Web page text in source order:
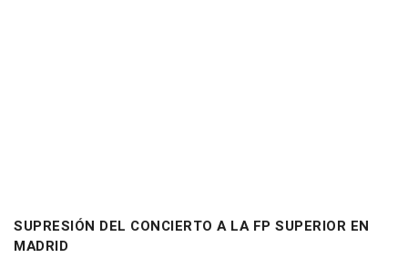
SUPRESIÓN DEL CONCIERTO A LA FP SUPERIOR EN
MADRID